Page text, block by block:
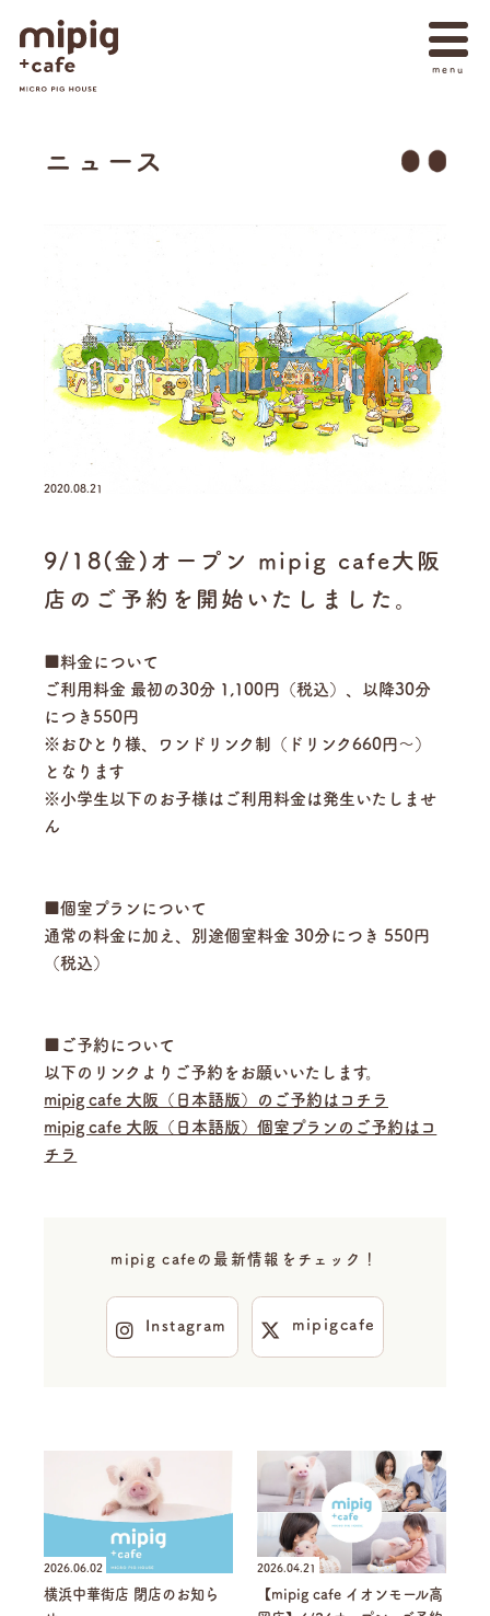
ニュース
2020.08.21
9/18(金)オープン mipig cafe大阪
店のご予約を開始いたしました。
■料金について
ご利用料金 最初の30分 1,100円（税込）、以降30分
につき550円
※おひとり様、ワンドリンク制（ドリンク660円～）
となります
※小学生以下のお子様はご利用料金は発生いたしませ
ん
■個室プランについて
通常の料金に加え、別途個室料金 30分につき 550円
（税込）
■ご予約について
以下のリンクよりご予約をお願いいたします。
mipig cafe 大阪（日本語版）のご予約はコチラ
mipig cafe 大阪（日本語版）個室プランのご予約はコ
チラ
mipig cafeの最新情報をチェック！
Instagram mipigcafe
2026.06.02
横浜中華街店 閉店のお知ら
2026.04.21
【mipig cafe イオンモール高